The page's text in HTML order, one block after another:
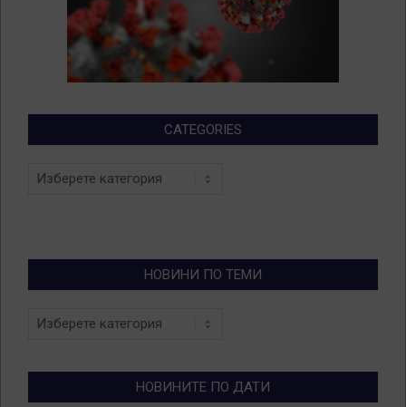
CATEGORIES
Categories
НОВИНИ ПО ТЕМИ
Новини
НОВИНИТЕ ПО ДАТИ